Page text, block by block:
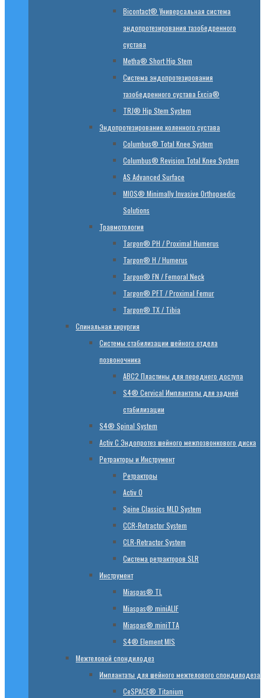
Bicontact® Универсальная система
эндопротезирования тазобедренного
сустава
Metha® Short Hip Stem
Система эндопротезирования
тазобедренного сустава Excia®
TRJ® Hip Stem System
Эндопротезирование коленного сустава
Columbus® Total Knee System
Columbus® Revision Total Knee System
AS Advanced Surface
MIOS® Minimally Invasive Orthopaedic
Solutions
Травмотология
Targon® PH / Proximal Humerus
Targon® H / Humerus
Targon® FN / Femoral Neck
Targon® PFT / Proximal Femur
Targon® TX / Tibia
Спинальная хирургия
Системы стабилизации шейного отдела
позвоночника
ABC2 Пластины для переднего доступа
S4® Cervical Имплантаты для задней
стабилизации
S4® Spinal System
Activ C Эндопротез шейного межпозвонкового диска
Ретракторы и Инструмент
Ретракторы
Activ O
Spine Classics MLD System
CСR-Retractor System
CLR-Retractor System
Система ретракторов SLR
Инструмент
Miaspas® TL
Miaspas® miniALIF
Miaspas® miniTTA
S4® Element MIS
Межтеловой спондилодез
Имплантаты для шейного межтелового спондилодеза
CeSPACE® Titanium